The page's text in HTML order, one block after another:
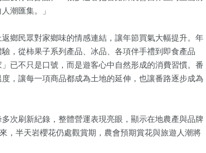
潮匯集。」
鄉民眾對家鄉味的情感連結，讓年節買氣大幅提升。年
，從柿果子系列產品、冰品、各項伴手禮到即食產品
已不只是口號，而是遊客心中自然形成的消費習慣。番
，讓每一項商品都成為土地的延伸，也讓番路逐步成為
次刷新紀錄，整體營運表現亮眼，顯示在地農產與品牌
，半天岩櫻花仍處觀賞期，農會預期賞花與旅遊人潮將